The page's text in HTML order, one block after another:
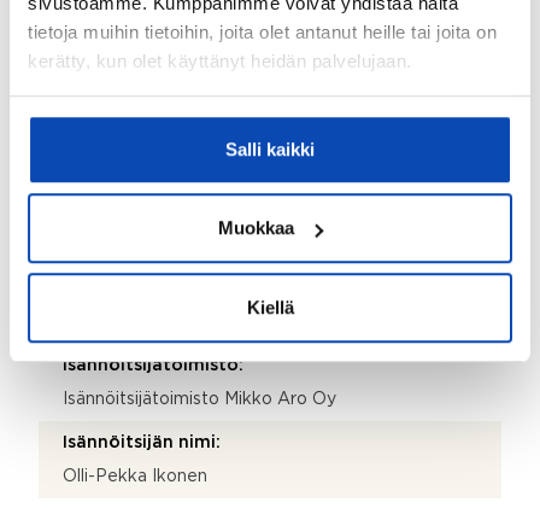
tietoja muihin tietoihin, joita olet antanut heille tai joita on
kerätty, kun olet käyttänyt heidän palvelujaan.
Salli kaikki
Muokkaa
Kiellä
Asunto Oy Turun Kakolankaari 1
Taloyhtiön Y-tunnus:
Isännöitsijätoimisto:
Isännöitsijätoimisto Mikko Aro Oy
Isännöitsijän nimi:
Olli-Pekka Ikonen